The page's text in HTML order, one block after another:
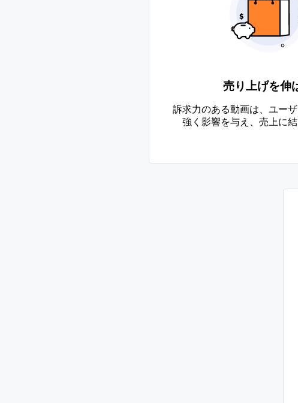
売り上げを伸
訴求力のある動画は、ユー
強く影響を与え、売上に結